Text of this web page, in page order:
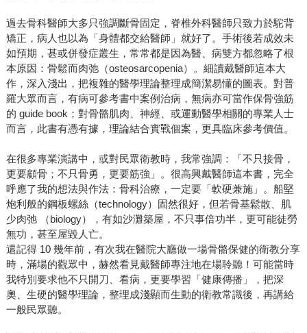
過去骨科醫師大多只強調斷骨固定，脊椎外科醫師只致力於駝背
矯正，病人也以為「身體都交給醫師」就好了。手術後若成效未
如預期，甚或併發症叢生，常常都是因為醫、病雙方都忽略了根
本原因：骨鬆而肉弛（osteosarcopenia）。細讀戴醫師這本大
作，深入淺出，把複雜的醫學理論整理成簡潔易懂的圖表。對普
羅大眾而言，有病可參考書中案例治病，無病亦可當作保骨強筋
的 guide book；對骨骼肌肉、神經、或運動醫學相關的專業人士
而言，此書有憑有據，理論結合實戰個案，更具臨床參考價值。
在很多專業演講中，或對民眾衛教時，我常強調：「不只接骨，
更要顧骨；不只骨勇，更要筋強」。很高興戴醫師這本書，完全
呼應了我的想法與作法：骨科治療，一定要「軟硬兼施」。船堅
炮利般的鋼板螺絲（technology）固然很好，但若骨基鬆散、肌
少肉弛 （biology），有如沙灘築屋，不只事倍功半，更可能徒勞
無功，甚至屋毀人亡。
還記得 10 幾年前，有次我在醫院大廳做一場骨骼保健的衛教分享
時，滿場的觀眾中，赫然看見戴醫師專注地在場聆聽！可能當時
我特別要求他不只開刀、看病，更要學習「健康傳播」，把深
奧、生硬的醫學理論，整理成淺顯而生動的衛教常識後，再講給
一般民眾聽。